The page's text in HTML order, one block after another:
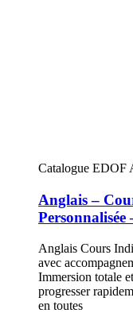
Catalogue EDOF
Anglais –
Anglais Cours
avec
Immersion totale
progresser
en toutes